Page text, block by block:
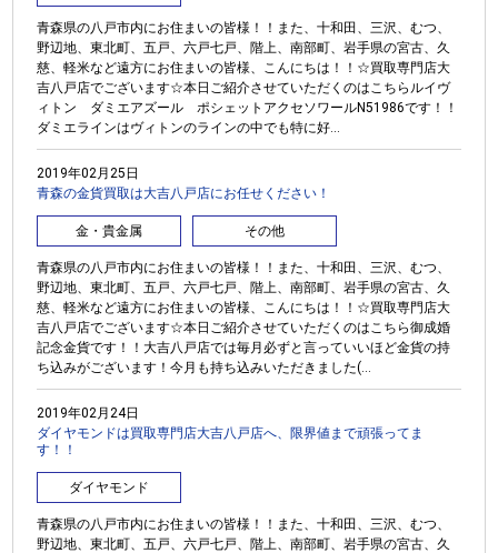
青森県の八戸市内にお住まいの皆様！！また、十和田、三沢、むつ、
野辺地、東北町、五戸、六戸七戸、階上、南部町、岩手県の宮古、久
慈、軽米など遠方にお住まいの皆様、こんにちは！！☆買取専門店大
吉八戸店でございます☆本日ご紹介させていただくのはこちらルイヴ
ィトン ダミエアズール ポシェットアクセソワールN51986です！！
ダミエラインはヴィトンのラインの中でも特に好...
2019年02月25日
青森の金貨買取は大吉八戸店にお任せください！
金・貴金属 その他
青森県の八戸市内にお住まいの皆様！！また、十和田、三沢、むつ、
野辺地、東北町、五戸、六戸七戸、階上、南部町、岩手県の宮古、久
慈、軽米など遠方にお住まいの皆様、こんにちは！！☆買取専門店大
吉八戸店でございます☆本日ご紹介させていただくのはこちら御成婚
記念金貨です！！大吉八戸店では毎月必ずと言っていいほど金貨の持
ち込みがございます！今月も持ち込みいただきました(...
2019年02月24日
ダイヤモンドは買取専門店大吉八戸店へ、限界値まで頑張ってま
す！！
ダイヤモンド
青森県の八戸市内にお住まいの皆様！！また、十和田、三沢、むつ、
野辺地、東北町、五戸、六戸七戸、階上、南部町、岩手県の宮古、久